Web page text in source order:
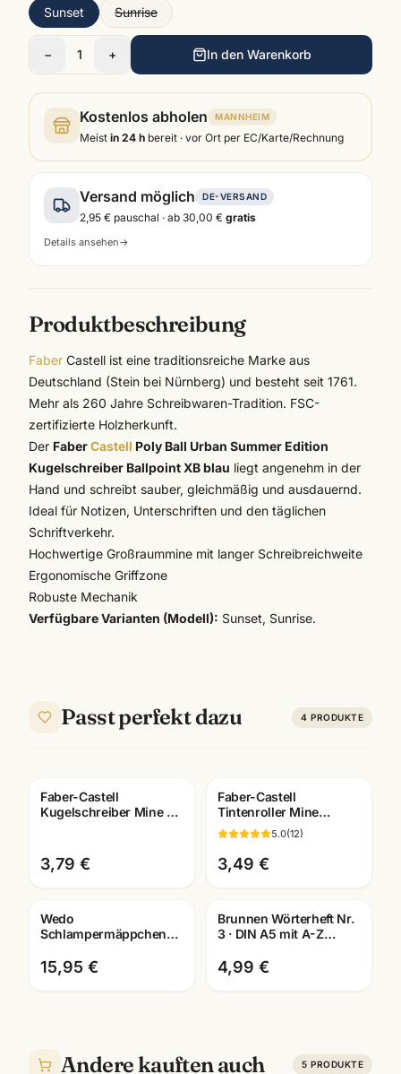
Sunset Sunrise
− 1 + In den Warenkorb
Kostenlos abholen MANNHEIM
Meist in 24 h bereit · vor Ort per EC/Karte/Rechnung
Versand möglich DE-VERSAND
2,95 € pauschal · ab 30,00 € gratis
Details ansehen→
Produktbeschreibung
Faber Castell ist eine traditionsreiche Marke aus
Deutschland (Stein bei Nürnberg) und besteht seit 1761.
Mehr als 260 Jahre Schreibwaren-Tradition. FSC-
zertifizierte Holzherkunft.
Der FaberCastell Poly Ball Urban Summer Edition
Kugelschreiber Ballpoint XB blau liegt angenehm in der
Hand und schreibt sauber, gleichmäßig und ausdauernd.
Ideal für Notizen, Unterschriften und den täglichen
Schriftverkehr.
Hochwertige Großraummine mit langer Schreibreichweite
Ergonomische Griffzone
Robuste Mechanik
Verfügbare Varianten (Modell): Sunset, Sunrise.
Passt perfekt dazu 4 PRODUKTE
Faber-Castell
Kugelschreiber Mine M
Mannheim
3,79 €
Faber-Castell
Tintenroller Mine
blau/schwarz ·
Rollerball Refill · WSF
Mannheim
5.0(12)
3,49 €
Wedo
Schlampermäppchen
geräumig ·
Federmäppchen für
15,95 €
Brunnen Wörterheft Nr.
3 · DIN A5 mit A-Z
Schulheft Mannheim
4,99 €
Andere kauften auch 5 PRODUKTE